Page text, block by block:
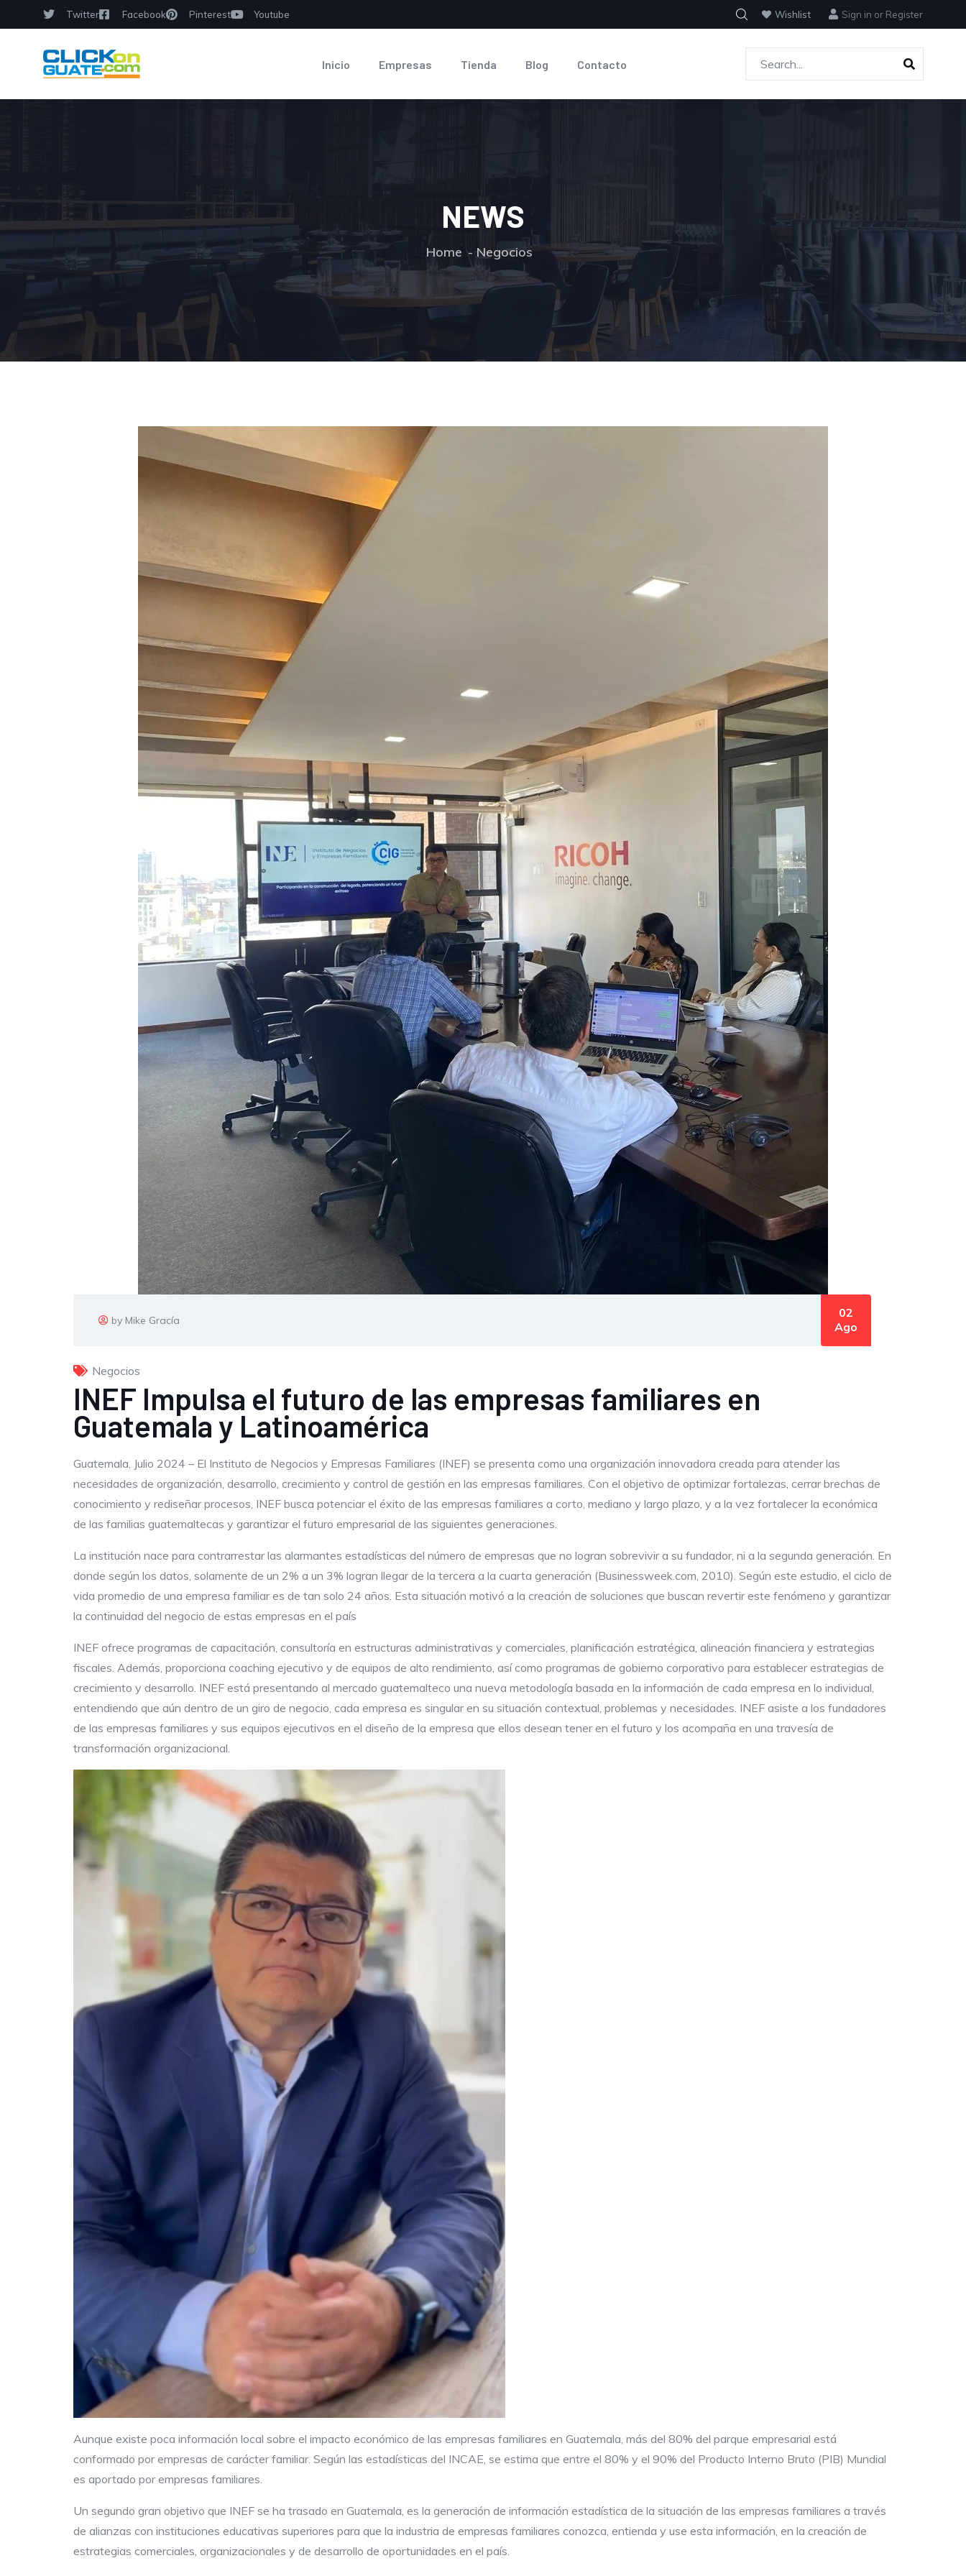
Twitter Facebook Pinterest Youtube Wishlist Sign in or Register
Inicio Empresas Tienda Blog Contacto
NEWS
Home Negocios
by Mike Gracía
02
Ago
Negocios
INEF Impulsa el futuro de las empresas familiares en
Guatemala y Latinoamérica
Guatemala, Julio 2024 – El Instituto de Negocios y Empresas Familiares (INEF) se presenta como una organización innovadora creada para atender las
necesidades de organización, desarrollo, crecimiento y control de gestión en las empresas familiares. Con el objetivo de optimizar fortalezas, cerrar brechas de
conocimiento y rediseñar procesos, INEF busca potenciar el éxito de las empresas familiares a corto, mediano y largo plazo, y a la vez fortalecer la económica
de las familias guatemaltecas y garantizar el futuro empresarial de las siguientes generaciones.
La institución nace para contrarrestar las alarmantes estadísticas del número de empresas que no logran sobrevivir a su fundador, ni a la segunda generación. En
donde según los datos, solamente de un 2% a un 3% logran llegar de la tercera a la cuarta generación (Businessweek.com, 2010). Según este estudio, el ciclo de
vida promedio de una empresa familiar es de tan solo 24 años. Esta situación motivó a la creación de soluciones que buscan revertir este fenómeno y garantizar
la continuidad del negocio de estas empresas en el país
INEF ofrece programas de capacitación, consultoría en estructuras administrativas y comerciales, planificación estratégica, alineación financiera y estrategias
fiscales. Además, proporciona coaching ejecutivo y de equipos de alto rendimiento, así como programas de gobierno corporativo para establecer estrategias de
crecimiento y desarrollo. INEF está presentando al mercado guatemalteco una nueva metodología basada en la información de cada empresa en lo individual,
entendiendo que aún dentro de un giro de negocio, cada empresa es singular en su situación contextual, problemas y necesidades. INEF asiste a los fundadores
de las empresas familiares y sus equipos ejecutivos en el diseño de la empresa que ellos desean tener en el futuro y los acompaña en una travesía de
transformación organizacional.
Aunque existe poca información local sobre el impacto económico de las empresas familiares en Guatemala, más del 80% del parque empresarial está
conformado por empresas de carácter familiar. Según las estadísticas del INCAE, se estima que entre el 80% y el 90% del Producto Interno Bruto (PIB) Mundial
es aportado por empresas familiares.
Un segundo gran objetivo que INEF se ha trasado en Guatemala, es la generación de información estadística de la situación de las empresas familiares a través
de alianzas con instituciones educativas superiores para que la industria de empresas familiares conozca, entienda y use esta información, en la creación de
estrategias comerciales, organizacionales y de desarrollo de oportunidades en el país.